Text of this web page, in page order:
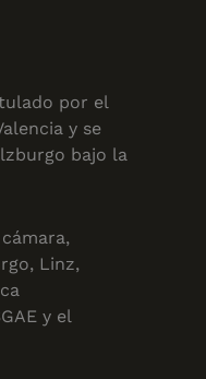
por el
y se
bajo la
Linz,
y el